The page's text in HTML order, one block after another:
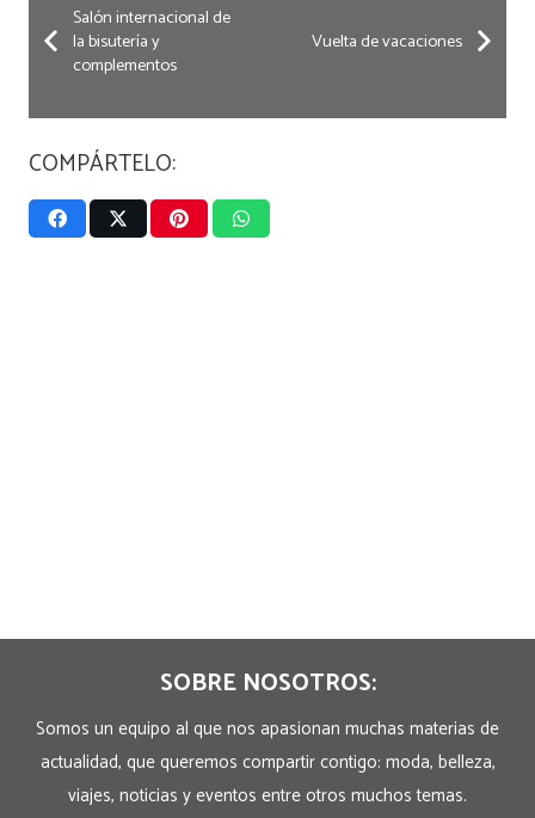
Salón internacional de
la bisutería y
complementos
Vuelta de vacaciones
COMPÁRTELO:
SOBRE NOSOTROS:
Somos un equipo al que nos apasionan muchas materias de
actualidad, que queremos compartir contigo: moda, belleza,
viajes, noticias y eventos entre otros muchos temas.